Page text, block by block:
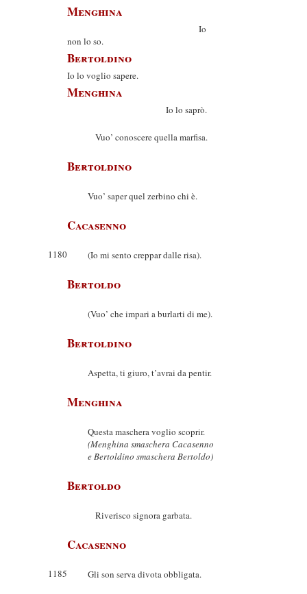
Menghina
Io
non lo so.
Bertoldino
Io lo voglio sapere.
Menghina
Io lo saprò.
Vuo’ conoscere quella marfisa.
Bertoldino
Vuo’ saper quel zerbino chi è.
Cacasenno
1180 (Io mi sento creppar dalle risa).
Bertoldo
(Vuo’ che impari a burlarti di me).
Bertoldino
Aspetta, ti giuro, t’avrai da pentir.
Menghina
Questa maschera voglio scoprir.
(Menghina smaschera Cacasenno
e Bertoldino smaschera Bertoldo)
Bertoldo
Riverisco signora garbata.
Cacasenno
1185 Gli son serva divota obbligata.